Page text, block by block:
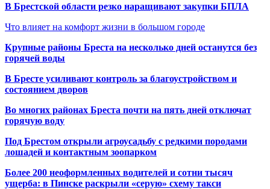
В Брестской области резко наращивают закупки БПЛА
Что влияет на комфорт жизни в большом городе
Крупные районы Бреста на несколько дней останутся без
горячей воды
В Бресте усиливают контроль за благоустройством и
состоянием дворов
Во многих районах Бреста почти на пять дней отключат
горячую воду
Под Брестом открыли агроусадьбу с редкими породами
лошадей и контактным зоопарком
Более 200 неоформленных водителей и сотни тысяч
ущерба: в Пинске раскрыли «серую» схему такси